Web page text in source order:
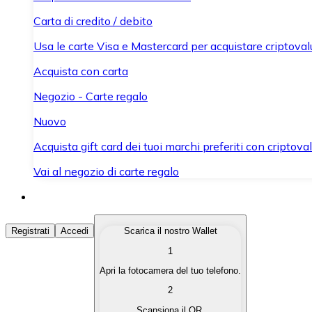
Carta di credito / debito
Usa le carte Visa e Mastercard per acquistare
Acquista con carta
Negozio - Carte regalo
Nuovo
Acquista gift card dei tuoi marchi preferiti con
Vai al negozio di carte regalo
Acquista Criptovalute
Acquista le criptovalute che ti interessano in modo
Converti le tue criptovalute in valuta fiat quando ne hai
Registrati Accedi
Scarica il nostro Wallet
1
Apri la fotocamera del tuo telefono.
2